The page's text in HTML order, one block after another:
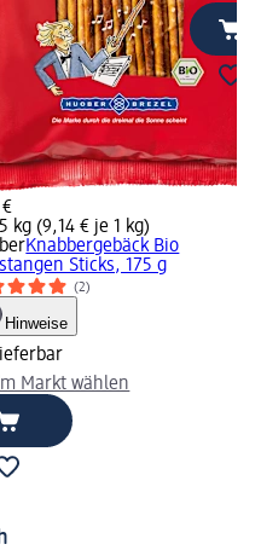
€
kg (9,14 € je 1 kg)
Knabbergebäck Bio
Sticks, 175 g
(2)
Hinweise
Markt wählen